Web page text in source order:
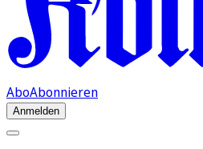
AboAbonnieren
Anmelden